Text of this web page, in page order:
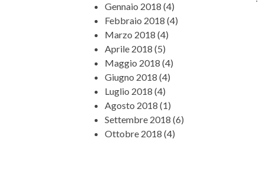
Gennaio 2018 (4)
Febbraio 2018 (4)
Marzo 2018 (4)
Aprile 2018 (5)
Maggio 2018 (4)
Giugno 2018 (4)
Luglio 2018 (4)
Agosto 2018 (1)
Settembre 2018 (6)
Ottobre 2018 (4)